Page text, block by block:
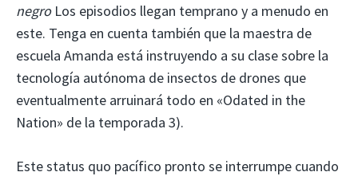
negroLos episodios llegan temprano y a menudo en
este. Tenga en cuenta también que la maestra de
escuela Amanda está instruyendo a su clase sobre la
tecnología autónoma de insectos de drones que
eventualmente arruinará todo en «Odated in the
Nation» de la temporada 3).
Este status quo pacífico pronto se interrumpe cuando